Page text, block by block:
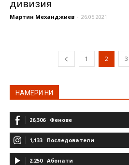
дивизия
Мартин Механджиев - 26.05.2021
1 2 3
НАМЕРИ НИ
26,306 Фенове
1,133 Последователи
2,250 Абонати